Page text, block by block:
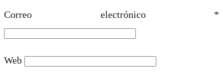
Correo electrónico *
Web